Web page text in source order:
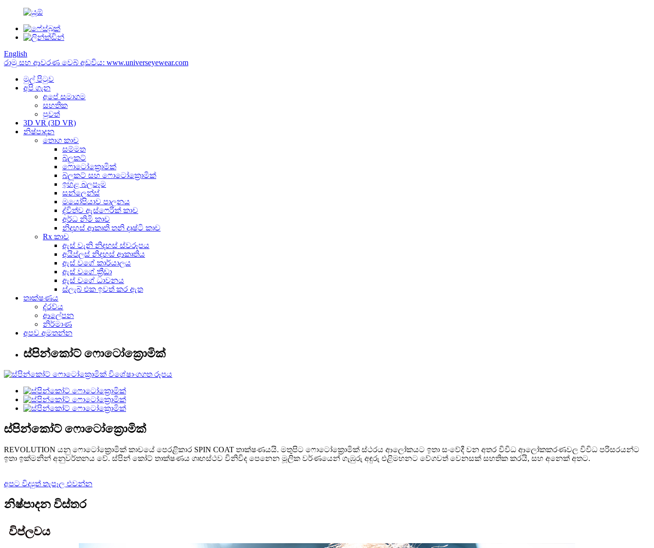
English
රාමු සහ ආවරණ වෙබ් අඩවිය: www.universeyewear.com
මුල් පිටුව
අපි ගැන
අපේ සමාගම
සහතික
පුවත්
3D VR (3D VR)
නිෂ්පාදන
තොග කාච
සම්මත
බ්ලූකට්
ෆොටෝක්‍රොමික්
බ්ලූකට් සහ ෆොටෝක්‍රොමික්
ඉහළ බලපෑම
සන්ලෙන්ස්
මයෝපියාව පාලනය
ද්විත්ව ඇස්ෆෙරික් කාච
අර්ධ නිමි කාච
නිදහස් ආකෘති තනි දෘෂ්ටි කාච
Rx කාච
ඇස් වැනි නිදහස් ස්වරූපය
අයිප්ලස් නිදහස් ආකෘතිය
ඇස් වගේ කාර්යාලය
ඇස් වගේ ක්‍රීඩා
ඇස් වගේ ධාවනය
ස්ලැබ් එක ඉවත් කර ඇත
තාක්ෂණය
ද්රව්ය
ආලේපන
නිර්මාණ
අපව අමතන්න
ස්පින්කෝට් ෆොටෝක්‍රොමික්
ස්පින්කෝට් ෆොටෝක්‍රොමික්
REVOLUTION යනු ෆොටෝක්‍රොමික් කාචයේ පෙරළිකාර SPIN COAT තාක්ෂණයයි. මතුපිට ෆොටෝක්‍රොමික් ස්ථරය ආලෝකයට ඉතා සංවේදී වන අතර විවිධ ආලෝකකරණවල විවිධ පරිසරයන්ට
ඉතා ඉක්මනින් අනුවර්තනය වේ. ස්පින් කෝට් තාක්ෂණය ගෘහස්ථව විනිවිද පෙනෙන මූලික වර්ණයෙන් ගැඹුරු අඳුරු එළිමහනට වේගවත් වෙනසක් සහතික කරයි, සහ අනෙක් අතට.
අපට විද්‍යුත් තැපෑල එවන්න
නිෂ්පාදන විස්තර
විප්ලවය